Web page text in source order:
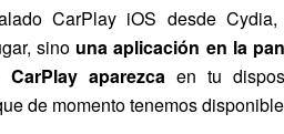
CarPlay iOS desde
sino una aplicación en la
aparezca en tu
de momento tenemos